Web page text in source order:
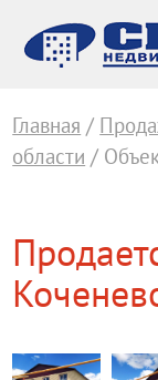
Главная /
области /